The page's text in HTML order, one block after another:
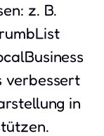
z. B.
verbessert
in